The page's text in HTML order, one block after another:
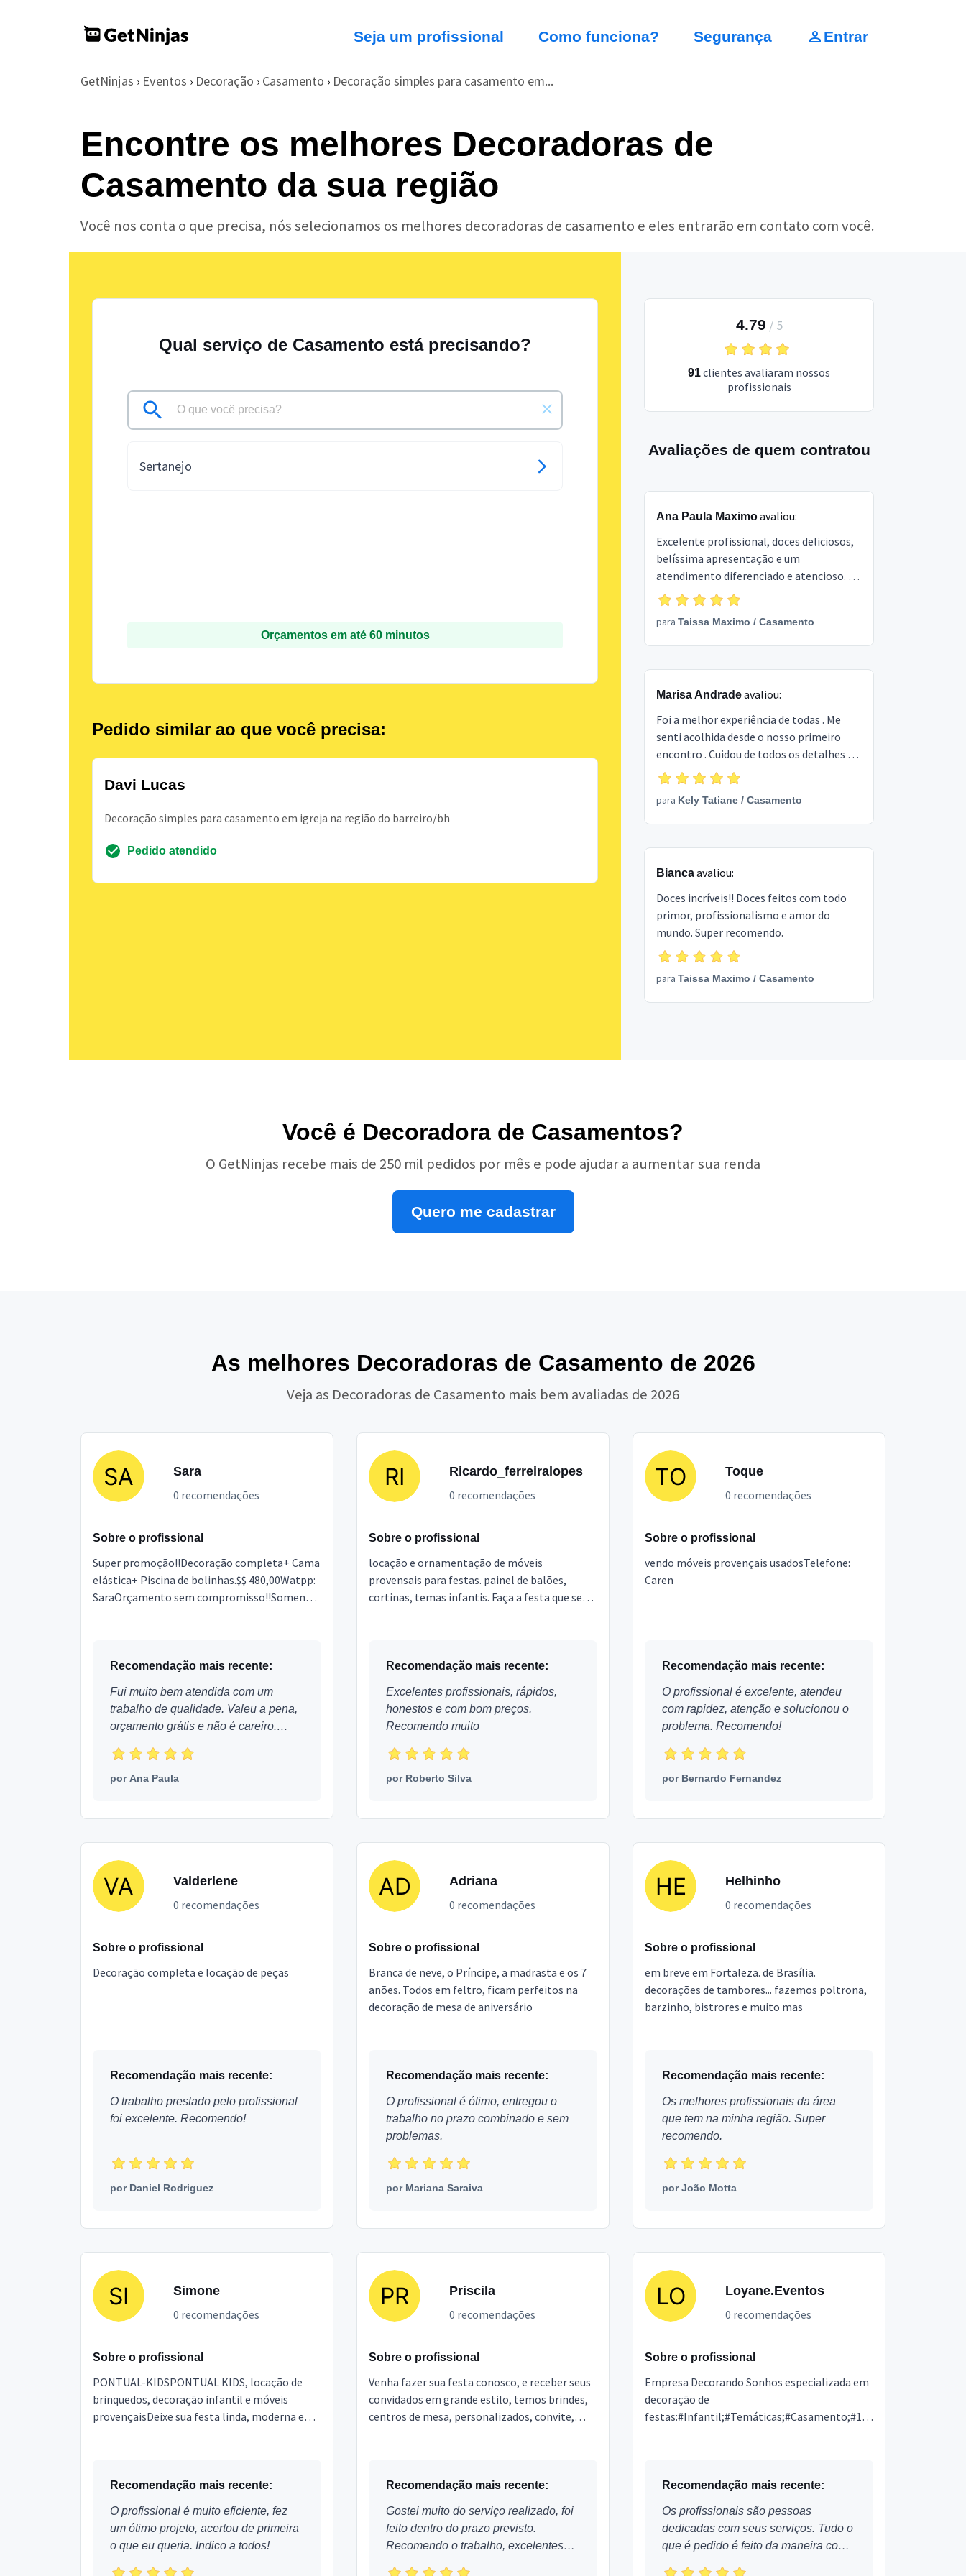
Seja um profissional Como funciona? Segurança Entrar
GetNinjas › Eventos › Decoração › Casamento › Decoração simples para casamento em...
Encontre os melhores Decoradoras de
Casamento da sua região
Você nos conta o que precisa, nós selecionamos os melhores decoradoras de casamento e eles entrarão em contato com você.
Qual serviço de Casamento está precisando?
Sertanejo
Orçamentos em até 60 minutos
Pedido similar ao que você precisa:
Davi Lucas
Decoração simples para casamento em igreja na região do barreiro/bh
Pedido atendido
4.79 / 5
91clientes avaliaram nossos
profissionais
Avaliações de quem contratou
Ana Paula Maximoavaliou:
Excelente profissional, doces deliciosos,
belíssima apresentação e um
atendimento diferenciado e atencioso. É
fácil perceber que Taissa trabalha com
amor. Recomendo de olhos fechados!
para Taissa Maximo / Casamento
Marisa Andradeavaliou:
Foi a melhor experiência de todas . Me
senti acolhida desde o nosso primeiro
encontro . Cuidou de todos os detalhes do
meu casamento deixando ele harmonioso
e aconchegante. Além de me ajudar a cada
minuto . Equipe maravilhosa escoheria
mil vezes .
para Kely Tatiane / Casamento
Biancaavaliou:
Doces incríveis!! Doces feitos com todo
primor, profissionalismo e amor do
mundo. Super recomendo.
para Taissa Maximo / Casamento
Você é Decoradora de Casamentos?
O GetNinjas recebe mais de 250 mil pedidos por mês e pode ajudar a aumentar sua renda
Quero me cadastrar
As melhores Decoradoras de Casamento de 2026
Veja as Decoradoras de Casamento mais bem avaliadas de 2026
Sara
0 recomendações
Sobre o profissional
Super promoção!!Decoração completa+ Cama
elástica+ Piscina de bolinhas.$$ 480,00Watpp:
SaraOrçamento sem compromisso!!Somente
Recomendação mais recente:
Fui muito bem atendida com um
trabalho de qualidade. Valeu a pena,
orçamento grátis e não é careiro.
por Ana Paula
Ricardo_ferreiralopes
0 recomendações
Sobre o profissional
locação e ornamentação de móveis
provensais para festas. painel de balões,
cortinas, temas infantis. Faça a festa que seu
Recomendação mais recente:
Excelentes profissionais, rápidos,
honestos e com bom preços.
Recomendo muito
por Roberto Silva
Toque
0 recomendações
Sobre o profissional
vendo móveis provençais usadosTelefone:
Caren
Recomendação mais recente:
O profissional é excelente, atendeu
com rapidez, atenção e solucionou o
problema. Recomendo!
por Bernardo Fernandez
Valderlene
0 recomendações
Sobre o profissional
Decoração completa e locação de peças
Recomendação mais recente:
O trabalho prestado pelo profissional
foi excelente. Recomendo!
por Daniel Rodriguez
Adriana
0 recomendações
Sobre o profissional
Branca de neve, o Príncipe, a madrasta e os 7
anões. Todos em feltro, ficam perfeitos na
decoração de mesa de aniversário
Recomendação mais recente:
O profissional é ótimo, entregou o
trabalho no prazo combinado e sem
problemas.
por Mariana Saraiva
Helhinho
0 recomendações
Sobre o profissional
em breve em Fortaleza. de Brasília.
decorações de tambores... fazemos poltrona,
barzinho, bistrores e muito mas
Recomendação mais recente:
Os melhores profissionais da área
que tem na minha região. Super
recomendo.
porJoão Motta
Simone
0 recomendações
Sobre o profissional
PONTUAL-KIDSPONTUAL KIDS, locação de
brinquedos, decoração infantil e móveis
provençaisDeixe sua festa linda, moderna e
Recomendação mais recente:
O profissional é muito eficiente, fez
um ótimo projeto, acertou de primeira
o que eu queria. Indico a todos!
Priscila
0 recomendações
Sobre o profissional
Venha fazer sua festa conosco, e receber seus
convidados em grande estilo, temos brindes,
centros de mesa, personalizados, convite,
Recomendação mais recente:
Gostei muito do serviço realizado, foi
feito dentro do prazo previsto.
Recomendo o trabalho, excelentes
Loyane.Eventos
0 recomendações
Sobre o profissional
Empresa Decorando Sonhos especializada em
decoração de
festas:#Infantil;#Temáticas;#Casamento;#15anosArte
Recomendação mais recente:
Os profissionais são pessoas
dedicadas com seus serviços. Tudo o
que é pedido é feito da maneira como